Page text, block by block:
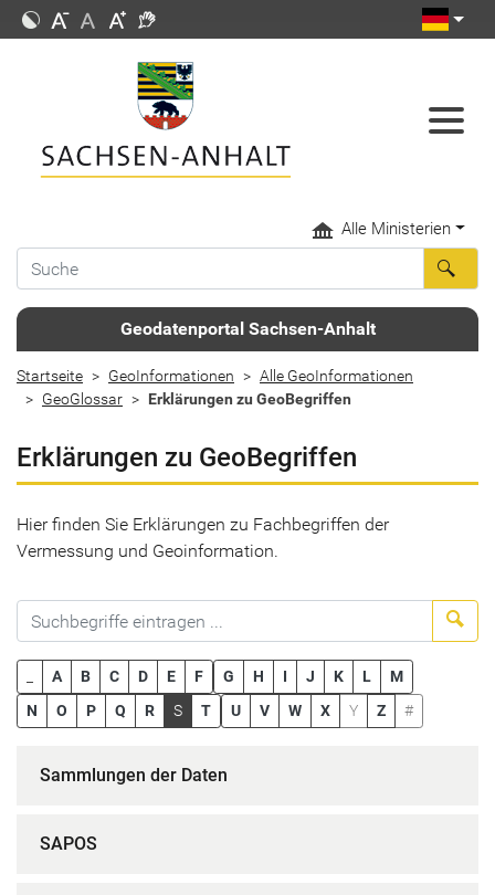
Alle Ministerien
Geodatenportal Sachsen-Anhalt
Startseite GeoInformationen
Alle GeoInformationen
GeoGlossar
Erklärungen zu GeoBegriffen
Erklärungen zu GeoBegriffen
Hier finden Sie Erklärungen zu Fachbegriffen der
Vermessung und Geoinformation.
A B C D E F G H I J K L
M
N
O P Q R S T U V W X Y Z #
Sammlungen der Daten
SAPOS